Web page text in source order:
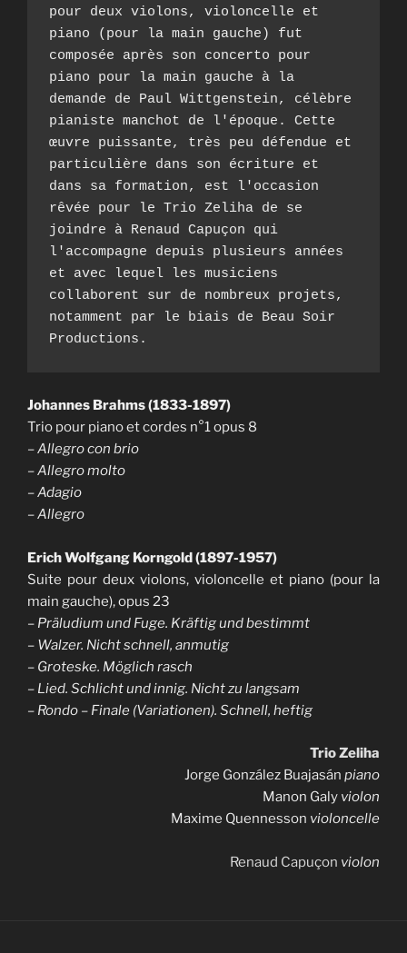
pour deux violons, violoncelle et
piano (pour la main gauche) fut
composée après son concerto pour
piano pour la main gauche à la
demande de Paul Wittgenstein, célèbre
pianiste manchot de l'époque. Cette
œuvre puissante, très peu défendue et
particulière dans son écriture et
dans sa formation, est l'occasion
rêvée pour le Trio Zeliha de se
joindre à Renaud Capuçon qui
l'accompagne depuis plusieurs années
et avec lequel les musiciens
collaborent sur de nombreux projets,
notamment par le biais de Beau Soir
Productions.
Johannes Brahms (1833-1897)
Trio pour piano et cordes n°1 opus 8
–Allegro con brio
– Allegro molto
– Adagio
– Allegro
Erich Wolfgang Korngold (1897-1957)
Suite pour deux violons, violoncelle et piano (pour la
main gauche), opus 23
– Präludium und Fuge. Kräftig und bestimmt
– Walzer. Nicht schnell, anmutig
– Groteske. Möglich rasch
– Lied. Schlicht und innig. Nicht zu langsam
– Rondo – Finale (Variationen). Schnell, heftig
Trio Zeliha
Jorge González Buajasán piano
Manon Galy violon
Maxime Quennesson violoncelle
Renaud Capuçon violon